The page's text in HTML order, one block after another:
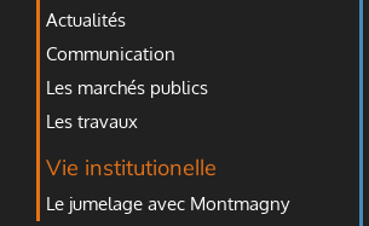
Actualités
Communication
Les marchés publics
Les travaux
Vie institutionelle
Le jumelage avec Montmagny